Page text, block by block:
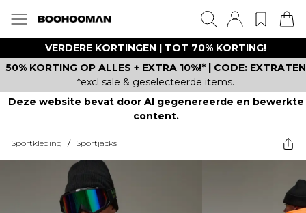
VERDERE KORTINGEN | TOT 70% KORTING!
50% KORTING OP ALLES + EXTRA 10%!* | CODE: EXTRATEN
*excl sale & geselecteerde items.
Deze website bevat door AI gegenereerde en bewerkte
content.
Sportkleding / Sportjacks